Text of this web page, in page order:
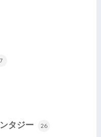
7
タジー 26